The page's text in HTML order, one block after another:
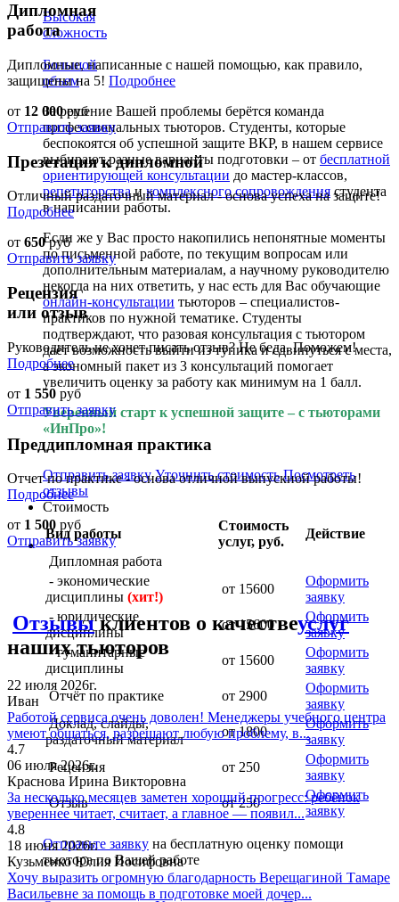
Высокая
сложность
Большой
объем
За решение Вашей проблемы берётся команда
профессиональных тьюторов. Студенты, которые
беспокоятся об успешной защите ВКР, в нашем сервисе
выбирают разные варианты подготовки – от бесплатной
ориентирующей консультации до мастер-классов,
репетиторстваикомплексного сопровождениястудента
в написании работы.
Если же у Вас просто накопились непонятные моменты
по письменной работе, по текущим вопросам или
дополнительным материалам, а научному руководителю
некогда на них ответить, у нас есть для Вас обучающие
онлайн-консультации тьюторов – специалистов-
практиков по нужной тематике. Студенты
подтверждают, что разовая консультация с тьютором
даёт возможность выйти из тупика и сдвинуться с места,
а экономный пакет из 3 консультаций помогает
увеличить оценку за работу как минимум на 1 балл.
Уверенный старт к успешной защите – с тьюторами
«ИнПро»!
Отправить заявку Уточнить стоимость Посмотреть
отзывы
Стоимость
Вид работы
Стоимость
услуг, руб.
Действие
Дипломная работа
- экономические
дисциплины (хит!)
от 15600
Оформить
заявку
- юридические
дисциплины
от 15600
Оформить
заявку
- гуманитарные
дисциплины
от 15600
Оформить
заявку
Отчёт по практике
от 2900
Оформить
заявку
Доклад, слайды,
раздаточный материал
от 1800
Оформить
заявку
Рецензия
от 250
Оформить
заявку
Отзыв
от 250
Оформить
заявку
Отправьте заявку на бесплатную оценку помощи
тьютора по Вашей работе
Дипломная
работа
Дипломные, написанные с нашей помощью, как правило,
защищены на 5! Подробнее
от 12 000руб
Отправить заявку
Презетация к дипломной
Отличный раздаточный материал - основа успеха на защите!
Подробнее
от 650руб
Отправить заявку
Рецензия
или отзыв
Руководитель не хочет писать отзыв? Не беда. Поможем!
Подробнее
от 1 550 руб
Отправить заявку
Преддипломная практика
Отчет по практике - основа отличной выпускной работы!
Подробнее
от 1 500 руб
Отправить заявку
Отзывыклиентов о качествеуслуг
наших тьюторов
22 июля 2026г.
Иван
Работой сервиса очень доволен! Менеджеры учебного центра
умеют общаться, разрешают любую проблему, в...
4.7
06 июля 2026г.
Краснова Ирина Викторовна
За несколько месяцев заметен хороший прогресс: ребёнок
увереннее читает, считает, а главное — появил...
4.8
18 июня 2026г.
Кузьменко Юлия Иосифовна
Хочу выразить огромную благодарность Верещагиной Тамаре
Васильевне за помощь в подготовке моей дочер...